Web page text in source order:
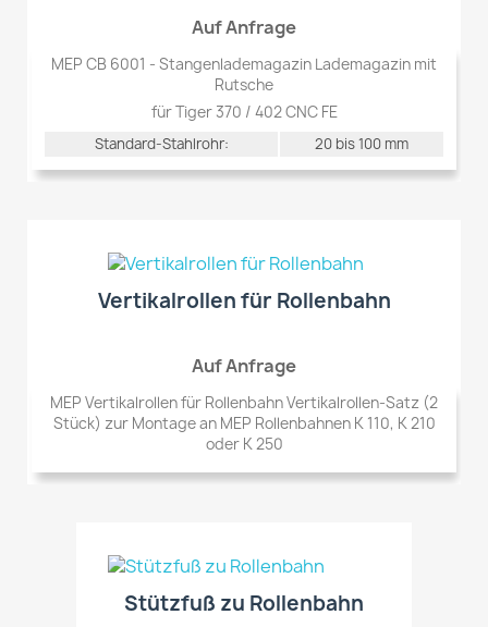
Auf Anfrage
MEP CB 6001 - Stangenlademagazin Lademagazin mit
Rutsche
für Tiger 370 / 402 CNC FE
Standard-Stahlrohr:
20 bis 100 mm
Vertikalrollen für Rollenbahn
Auf Anfrage
MEP Vertikalrollen für Rollenbahn Vertikalrollen-Satz (2
Stück) zur Montage an MEP Rollenbahnen K 110, K 210
oder K 250
Stützfuß zu Rollenbahn